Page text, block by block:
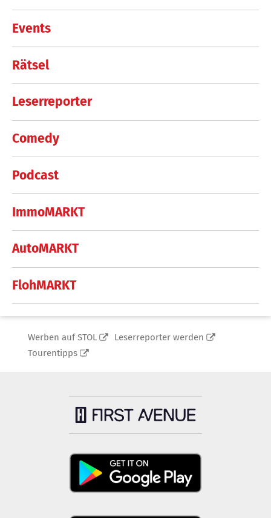
Events
Rätsel
Leserreporter
Comedy
Podcast
ImmoMARKT
AutoMARKT
FlohMARKT
Werben auf STOL
Leserreporter werden
Tourentipps